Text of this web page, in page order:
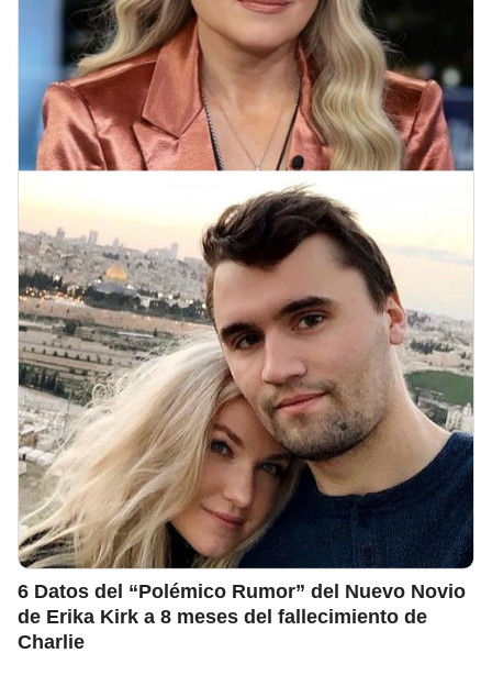
6 Datos del “Polémico Rumor” del Nuevo Novio
de Erika Kirk a 8 meses del fallecimiento de
Charlie